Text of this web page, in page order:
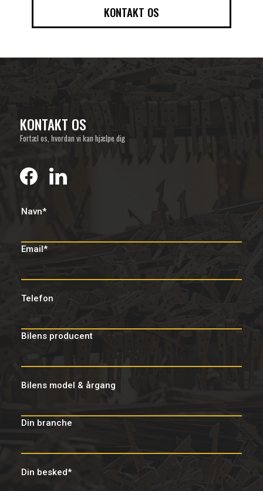
KONTAKT OS
KONTAKT OS
Fortæl os, hvordan vi kan hjælpe dig
Navn*
Email*
Telefon
Bilens producent
Bilens model & årgang
Din branche
Din besked*